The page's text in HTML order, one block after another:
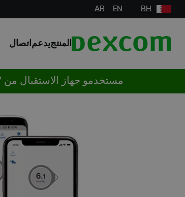
BH
EN
AR
المنتجيدعم اتصال
مستخدمو جهاز الاستقبال من Dexcom G7، أو Dexcom ONE، أو Dexcom ONE+: إخطار السلامة الميدانية